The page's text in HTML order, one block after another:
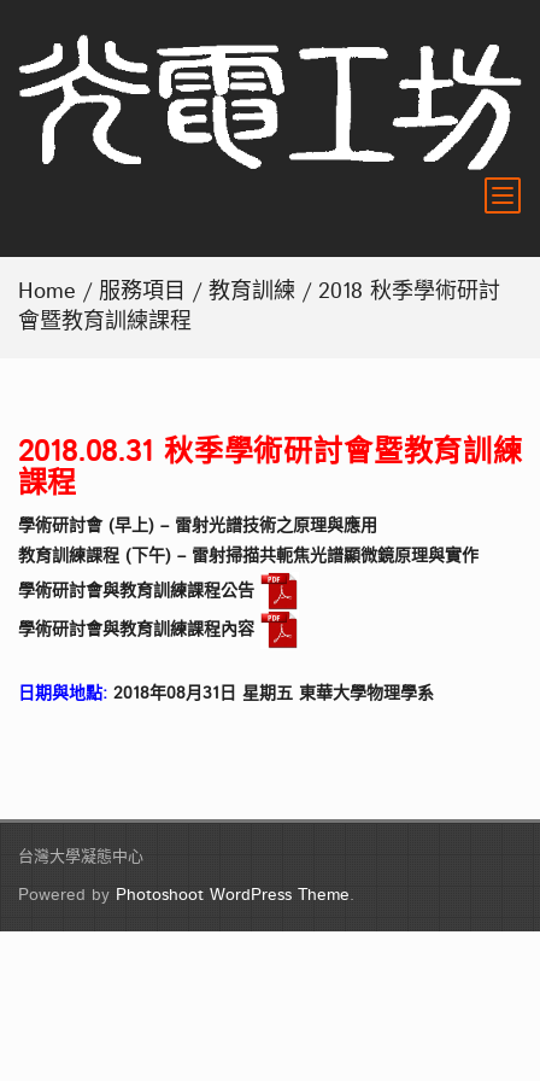
Home / 服務項目 / 教育訓練 / 2018 秋季學術研討
會暨教育訓練課程
2018.08.31 秋季學術研討會暨教育訓練
課程
學術研討會 (早上) – 雷射光譜技術之原理與應用
教育訓練課程 (下午) – 雷射掃描共軛焦光譜顯微鏡原理與實作
學術研討會與教育訓練課程公告
學術研討會與教育訓練課程內容
日期與地點: 2018年08月31日 星期五 東華大學物理學系
台灣大學凝態中心
Powered by Photoshoot WordPress Theme.